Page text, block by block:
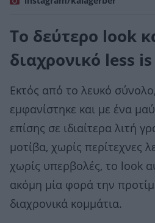
Το δεύτερο look
διαχρονικό less
Εκτός από το λευκό
εμφανίστηκε και με ένα
επίσης σε ιδιαίτερα λιτή
μοτίβα, χωρίς περίτεχνες
χωρίς υπερβολές, το look
ακόμη μία φορά την
διαχρονικά κομμάτια.